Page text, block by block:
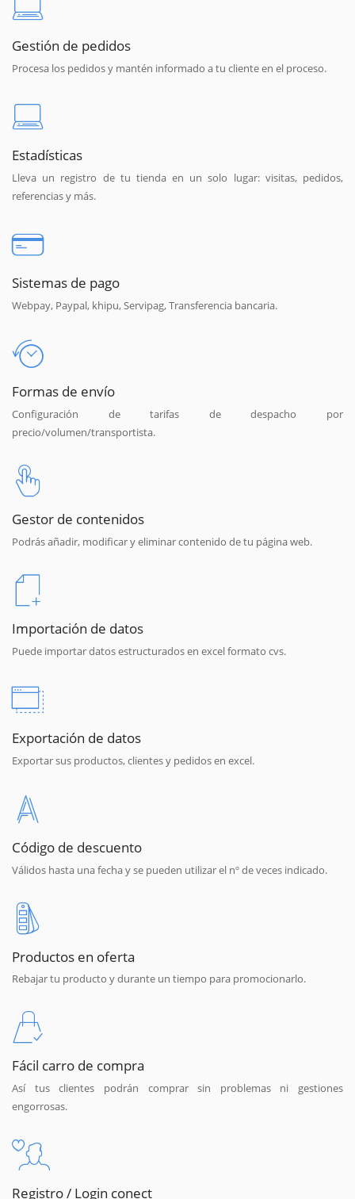
Gestión de pedidos
Procesa los pedidos y mantén informado a tu cliente en el proceso.
Estadísticas
Lleva un registro de tu tienda en un solo lugar: visitas, pedidos,
referencias y más.
Sistemas de pago
Webpay, Paypal, khipu, Servipag, Transferencia bancaria.
Formas de envío
Configuración de tarifas de despacho por
precio/volumen/transportista.
Gestor de contenidos
Podrás añadir, modificar y eliminar contenido de tu página web.
Importación de datos
Puede importar datos estructurados en excel formato cvs.
Exportación de datos
Exportar sus productos, clientes y pedidos en excel.
Código de descuento
Válidos hasta una fecha y se pueden utilizar el nº de veces indicado.
Productos en oferta
Rebajar tu producto y durante un tiempo para promocionarlo.
Fácil carro de compra
Así tus clientes podrán comprar sin problemas ni gestiones
engorrosas.
Registro / Login conect